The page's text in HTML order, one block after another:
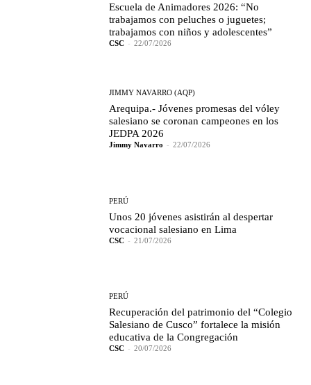
Escuela de Animadores 2026: “No
trabajamos con peluches o juguetes;
trabajamos con niños y adolescentes”
CSC - 22/07/2026
JIMMY NAVARRO (AQP)
Arequipa.- Jóvenes promesas del vóley
salesiano se coronan campeones en los
JEDPA 2026
Jimmy Navarro - 22/07/2026
PERÚ
Unos 20 jóvenes asistirán al despertar
vocacional salesiano en Lima
CSC - 21/07/2026
PERÚ
Recuperación del patrimonio del “Colegio
Salesiano de Cusco” fortalece la misión
educativa de la Congregación
CSC - 20/07/2026